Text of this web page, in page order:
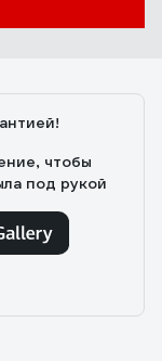
чтобы
под рукой